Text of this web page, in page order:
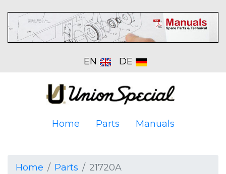
EN DE
Home Parts Manuals
Home Parts 21720A